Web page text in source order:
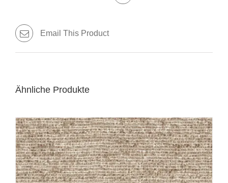
Email This Product
Ähnliche Produkte